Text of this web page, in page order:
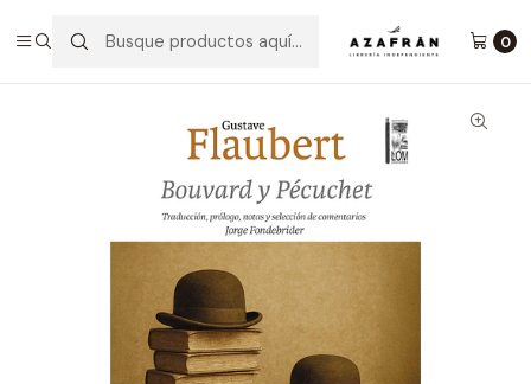
0
Bouvard Y Pecuchet